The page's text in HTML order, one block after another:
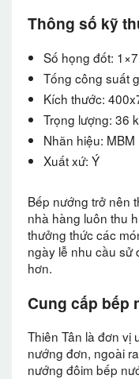
Thông số kỹ
Số họng đốt:
Tống công suất
Kích thước:
Trọng lượng: 36
Nhãn hiệu: MBM
Xuất xứ: Ý
Bếp nướng trở nên
nhà hàng luôn thu
thưởng thức các
ngày lễ nhu cầu sử
hơn.
Cung cấp bếp
Thiên Tân là đơn vị
nướng đơn, ngoài
nướng đôim bếp